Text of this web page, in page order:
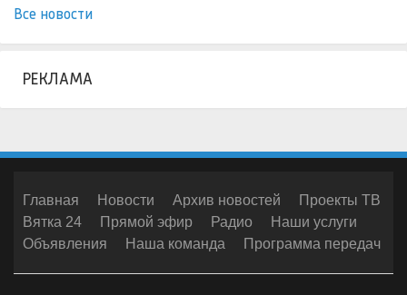
Все новости
РЕКЛАМА
Главная Новости Архив новостей
Проекты ТВ
Вятка 24
Прямой эфир Радио
Наши услуги
Объявления
Наша команда Программа передач